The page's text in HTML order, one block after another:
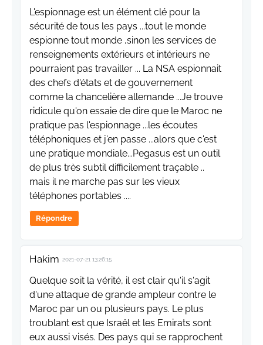
L'espionnage est un élément clé pour la
sécurité de tous les pays ...tout le monde
espionne tout monde ,sinon les services de
renseignements extérieurs et intérieurs ne
pourraient pas travailler ... La NSA espionnait
des chefs d'états et de gouvernement
comme la chancelière allemande ...Je trouve
ridicule qu'on essaie de dire que le Maroc ne
pratique pas l'espionnage ...les écoutes
téléphoniques et j'en passe ...alors que c'est
une pratique mondiale...Pegasus est un outil
de plus très subtil difficilement traçable ..
mais il ne marche pas sur les vieux
téléphones portables ....
Répondre
Hakim 2021-07-21 13:26:15
Quelque soit la vérité, il est clair qu'il s'agit
d'une attaque de grande ampleur contre le
Maroc par un ou plusieurs pays. Le plus
troublant est que Israël et les Emirats sont
eux aussi visés. Des pays qui se rapprochent